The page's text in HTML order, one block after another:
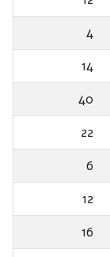
4
14
40
22
6
12
16